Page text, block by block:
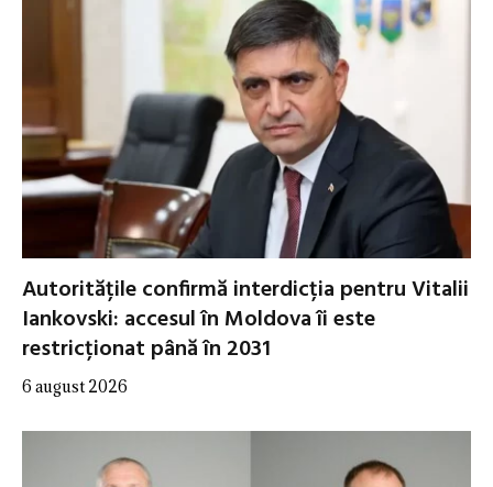
Autoritățile confirmă interdicția pentru Vitalii
Iankovski: accesul în Moldova îi este
restricționat până în 2031
6 august 2026